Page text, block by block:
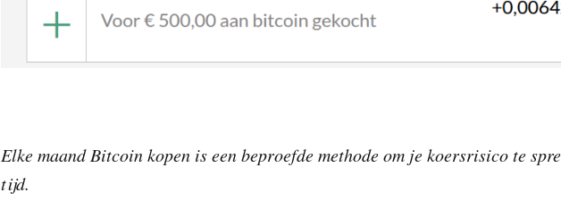
Elke maand Bitcoin kopen is een beproefde methode om je koersrisico te
tijd.